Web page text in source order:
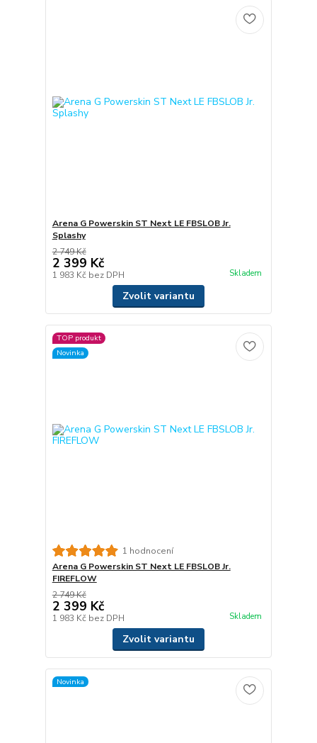
Arena G Powerskin ST Next LE FBSLOB Jr.
Splashy
2 749 Kč
2 399 Kč
1 983 Kč bez DPH Skladem
Zvolit variantu
TOP produkt
Novinka
1 hodnocení
Arena G Powerskin ST Next LE FBSLOB Jr.
FIREFLOW
2 749 Kč
2 399 Kč
1 983 Kč bez DPH Skladem
Zvolit variantu
Novinka